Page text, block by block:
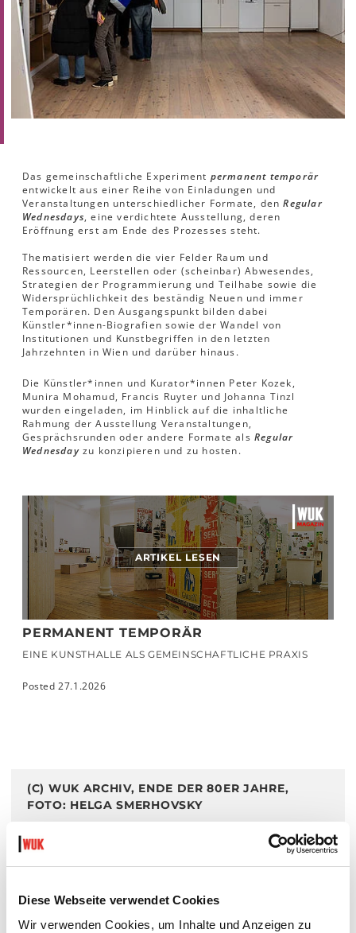
Diese Webseite verwendet Cookies
Wir verwenden Cookies, um Inhalte und Anzeigen zu
Das gemeinschaftliche Experiment permanent temporär
entwickelt aus einer Reihe von Einladungen und
Veranstaltungen unterschiedlicher Formate, denRegular
Wednesdays, eine verdichtete Ausstellung, deren
Eröffnung erst am Ende des Prozesses steht.
Thematisiert werden die vier Felder Raum und
Ressourcen, Leerstellen oder (scheinbar) Abwesendes,
Strategien der Programmierung und Teilhabe sowie die
Widersprüchlichkeit des beständig Neuen und immer
Temporären. Den Ausgangspunkt bilden dabei
Künstler*innen-Biografien sowie der Wandel von
Institutionen und Kunstbegriffen in den letzten
Jahrzehnten in Wien und darüber hinaus.
Die Künstler*innen und Kurator*innen Peter Kozek,
Munira Mohamud, Francis Ruyter und Johanna Tinzl
wurden eingeladen, im Hinblick auf die inhaltliche
Rahmung der Ausstellung Veranstaltungen,
Gesprächsrunden oder andere Formate als Regular
Wednesday zu konzipieren und zu hosten.
ARTIKEL LESEN
PERMANENT TEMPORÄR
EINE KUNSTHALLE ALS GEMEINSCHAFTLICHE PRAXIS
Posted 27.1.2026
(C) WUK ARCHIV, ENDE DER 80ER JAHRE,
FOTO: HELGA SMERHOVSKY
REGULAR WEDNESDAYS